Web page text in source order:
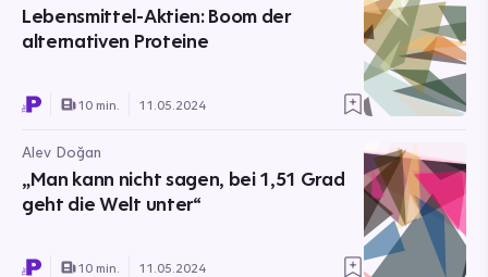
Lebensmittel-Aktien: Boom der
alternativen Proteine
10 min. 11.05.2024
Alev Doğan
„Man kann nicht sagen, bei 1,51 Grad
geht die Welt unter“
10 min. 11.05.2024